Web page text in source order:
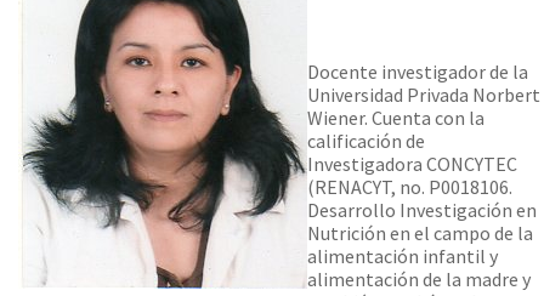
Docente investigador de la
Universidad Privada Norbert
Wiener. Cuenta con la
calificación de
Investigadora CONCYTEC
(RENACYT, no. P0018106.
Desarrollo Investigación en
Nutrición en el campo de la
alimentación infantil y
alimentación de la madre y